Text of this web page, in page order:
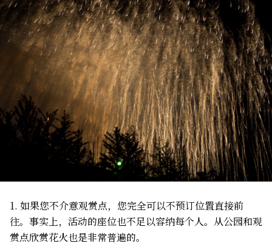
1. 如果您不介意观赏点，您完全可以不预订位置直接前
往。事实上，活动的座位也不足以容纳每个人。从公园和观
赏点欣赏花火也是非常普遍的。